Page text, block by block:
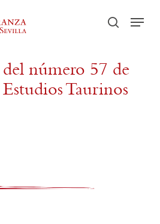
buscar
número 57 de
Taurinos